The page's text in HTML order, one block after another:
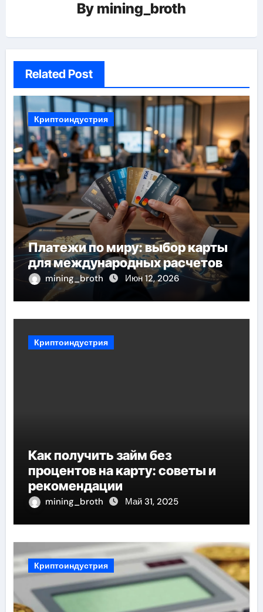
By mining_broth
Related Post
Криптоиндустрия
Платежи по миру: выбор карты
для международных расчетов
mining_broth Июн 12, 2026
Криптоиндустрия
Как получить займ без
процентов на карту: советы и
рекомендации
mining_broth Май 31, 2025
Криптоиндустрия